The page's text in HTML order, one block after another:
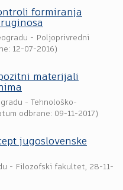
formiranja
- Poljoprivredni
12-07-2016)
materijali
- Tehnološko-
odbrane: 09-11-2017)
jugoslovenske
- Filozofski fakultet, 28-11-